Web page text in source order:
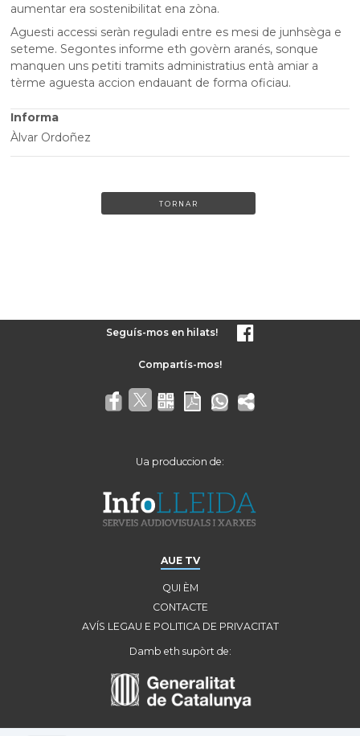
aumentar era sostenibilitat ena zòna.
Aguesti accessi seràn reguladi entre es mesi de junhsèga e
seteme. Segontes informe eth govèrn aranés, sonque
manquen uns petiti tramits administratius entà amiar a
tèrme aguesta accion endauant de forma oficiau.
Informa
Àlvar Ordoñez
TORNAR
Seguís-mos en hilats!
Ua produccion de:
AUE TV
QUI ÈM
CONTACTE
AVÍS LEGAU E POLITICA DE PRIVACITAT
Damb eth supòrt de: